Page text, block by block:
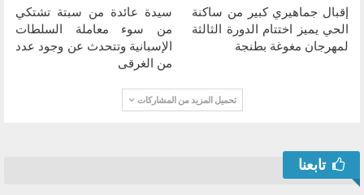
إقبال جماهيري كبير من ساكنة
الحي يميز اختتام الدورة الثالثة
لمهرجان مغوغة بطنجة
سيدة عائدة من سبتة تشتكي
من سوء معاملة السلطات
الإسبانية وتتحدث عن وجود عدد
من الغرقى
تحميل المزيد من المشاركات
تابعنا